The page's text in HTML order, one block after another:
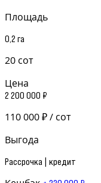
Площадь
0,2 га
20 сот
Цена
2 200 000 ₽
110 000 ₽ / сот
Выгода
Рассрочка | кредит